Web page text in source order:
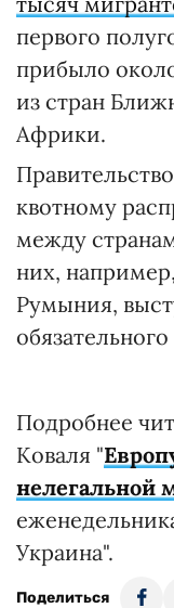
первого
прибыло
из стран
Африки.
квотному
между
них,
Румыния,
Подробнее
Коваля "
нелегальной
Украина".
Поделиться